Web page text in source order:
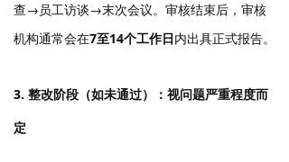
查→员工访谈→末次会议。审核结束后，审核
机构通常会在7至14个工作日内出具正式报告。
3. 整改阶段（如未通过）：视问题严重程度而
定